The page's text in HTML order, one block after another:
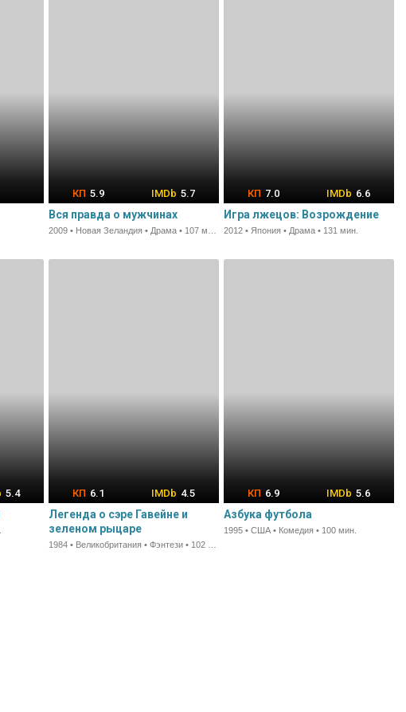
5.9 5.7
Вся правда о мужчинах
7.0 6.6
Игра лжецов: Возрождение
2012 • Япония • Драма • 131 мин.
5.4 6.1 4.5
Легенда о сэре Гавейне и
зеленом рыцаре
6.9 5.6
Азбука футбола
1995 • США • Комедия • 100 мин.